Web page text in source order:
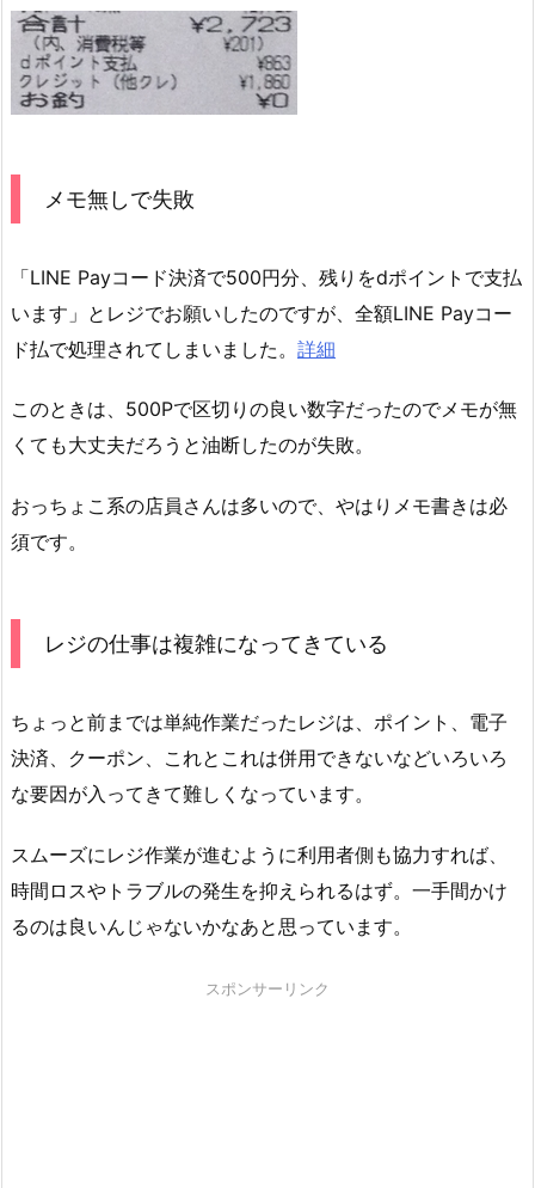
メモ無しで失敗
「LINE Payコード決済で500円分、残りをdポイントで支払
います」とレジでお願いしたのですが、全額LINE Payコー
ド払で処理されてしまいました。 詳細
このときは、500Pで区切りの良い数字だったのでメモが無
くても大丈夫だろうと油断したのが失敗。
おっちょこ系の店員さんは多いので、やはりメモ書きは必
須です。
レジの仕事は複雑になってきている
ちょっと前までは単純作業だったレジは、ポイント、電子
決済、クーポン、これとこれは併用できないなどいろいろ
な要因が入ってきて難しくなっています。
スムーズにレジ作業が進むように利用者側も協力すれば、
時間ロスやトラブルの発生を抑えられるはず。一手間かけ
るのは良いんじゃないかなあと思っています。
スポンサーリンク